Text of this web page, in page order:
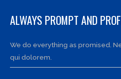
ALWAYS PROMPT AND
We do everything as promised.
qui dolorem.